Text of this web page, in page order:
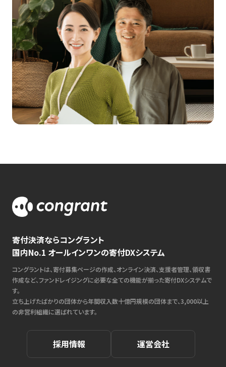
寄付決済ならコングラント
国内No.1 オールインワンの寄付DXシステム
コングラントは、寄付募集ページの作成、オンライン決済、支援者管理、領収書
作成など、ファンドレイジングに必要な全ての機能が揃った寄付DXシステムで
す。
立ち上げたばかりの団体から年間収入数十億円規模の団体まで、3,000以上
の非営利組織に選ばれています。
採用情報 運営会社